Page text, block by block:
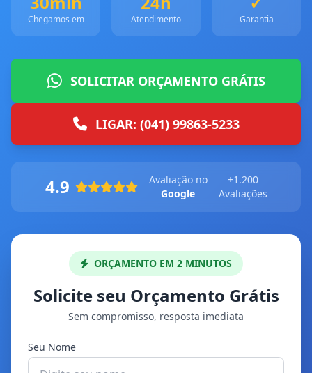
Chegamos em Atendimento Garantia
SOLICITAR ORÇAMENTO GRÁTIS
LIGAR: (041) 99863-5233
4.9
Avaliação no
Google
+1.200
Avaliações
ORÇAMENTO EM 2 MINUTOS
Solicite seu Orçamento Grátis
Sem compromisso, resposta imediata
Seu Nome